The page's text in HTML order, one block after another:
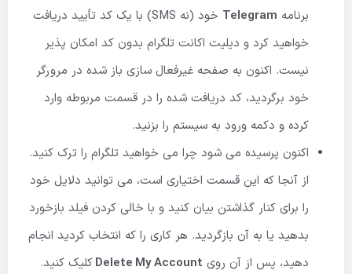
برنامه Telegram
خود (نه SMS) با یک کد تأیید دریافت
خواهید کرد و دیلیت اکانت تلگرام بدون کد امکان پذیر
نیست. اکنون به صفحه غیرفعال سازی باز شده در مرورگر
خود برگردید، کد دریافت شده را در قسمت مربوطه وارد
کرده و دکمه ورود به سیستم را بزنید.
اکنون پرسیده می شود چرا می خواهید تلگرام را ترک کنید.
از آنجا که این قسمت اختیاری است، می توانید دلایل خود
را برای کنار گذاشتن بیان کنید و با خالی کردن فیلد بازخورد
بدهید یا به آن بازگردید. هر کاری را که انتخاب کردید انجام
دهید، پس از آن روی Delete My Accountکلیک کنید.